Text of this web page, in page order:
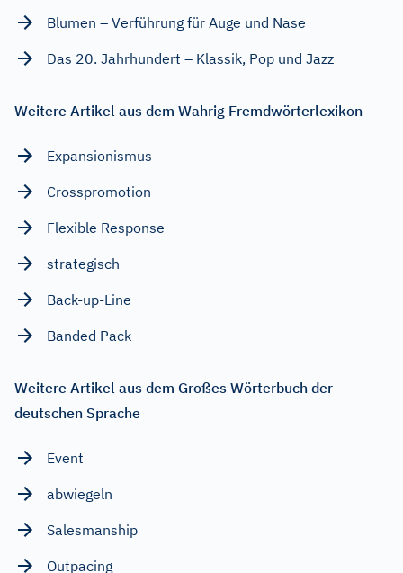
Blumen – Verführung für Auge und Nase
Das 20. Jahrhundert – Klassik, Pop und Jazz
Weitere Artikel aus dem Wahrig Fremdwörterlexikon
Expansionismus
Crosspromotion
Flexible Response
strategisch
Back-up-Line
Banded Pack
Weitere Artikel aus dem Großes Wörterbuch der
deutschen Sprache
Event
abwiegeln
Salesmanship
Outpacing